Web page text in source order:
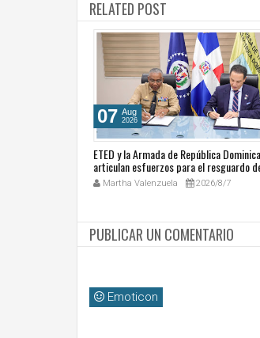
RELATED POST
07 Aug
2026
ETED y la Armada de República
articulan esfuerzos para el resguardo
Sistema de Transmisión Eléctrica
fortalecimiento de capacidades.
Martha Valenzuela 2026/8/7
PUBLICAR UN COMENTARIO
Emoticon